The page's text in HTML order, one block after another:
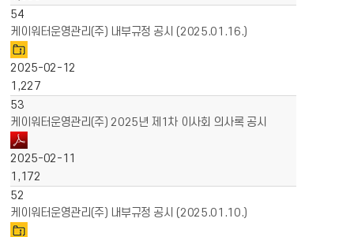
54
케이워터운영관리(주) 내부규정 공시 (2025.01.16.)
2025-02-12
1,227
53
케이워터운영관리(주) 2025년 제1차 이사회 의사록 공시
2025-02-11
1,172
52
케이워터운영관리(주) 내부규정 공시 (2025.01.10.)